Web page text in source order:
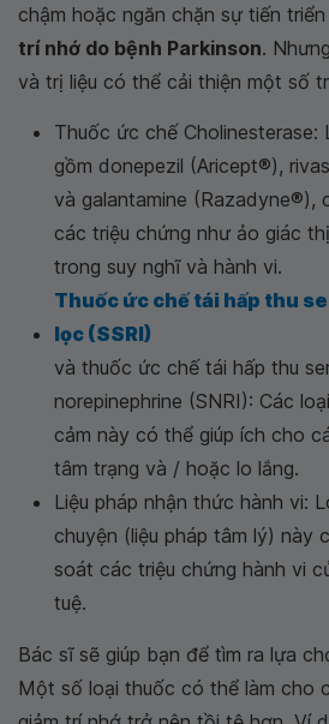
chậm hoặc ngăn chặn sự tiến
trí nhớ do bệnh Parkinson.
và trị liệu có thể cải thiện một số
Thuốc ức chế Cholinesterase:
gồm donepezil (Aricept®),
và galantamine (Razadyne®),
các triệu chứng như ảo giác
trong suy nghĩ và hành vi.
Thuốc ức chế tái hấp thu
lọc (SSRI)
và thuốc ức chế tái hấp thu
norepinephrine (SNRI): Các
cảm này có thể giúp ích cho
tâm trạng và / hoặc lo lắng.
Liệu pháp nhận thức hành vi:
chuyện (liệu pháp tâm lý) này
soát các triệu chứng hành vi
tuệ.
Bác sĩ sẽ giúp bạn để tìm ra lựa
Một số loại thuốc có thể làm cho